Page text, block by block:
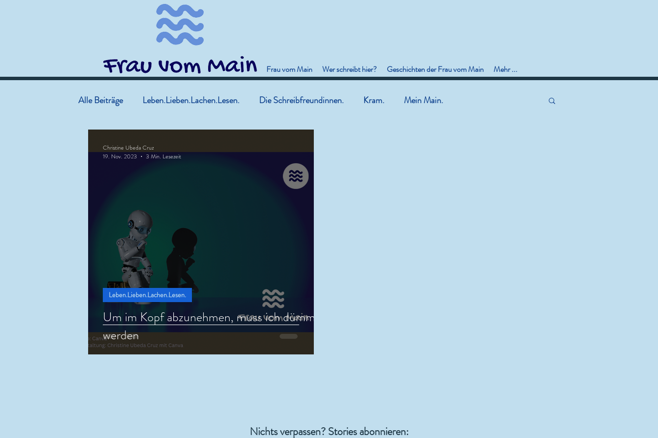
Frau vom Main Wer schreibt hier? Geschichten der Frau vom Main Mehr ...
Alle Beiträge Leben.Lieben.Lachen.Lesen. Die Schreibfreundinnen. Kram. Mein Main.
Um im Kopf abzunehmen, muss ich dümmer
werden
Leben.Lieben.Lachen.Lesen.
Christine Ubeda Cruz
19. Nov. 2023
3 Min. Lesezeit
Nichts verpassen? Stories abonnieren: